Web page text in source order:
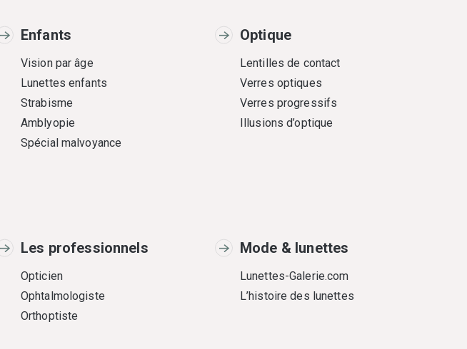
Enfants
Vision par âge
Lunettes enfants
Strabisme
Amblyopie
Spécial malvoyance
Optique
Lentilles de contact
Verres optiques
Verres progressifs
Illusions d’optique
Les professionnels
Opticien
Ophtalmologiste
Orthoptiste
Mode & lunettes
Lunettes-Galerie.com
L’histoire des lunettes